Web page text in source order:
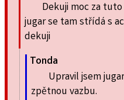
Dekuji moc za
jugar se tam střídá s
dekuji
Tonda
Upravil jsem
zpětnou vazbu.